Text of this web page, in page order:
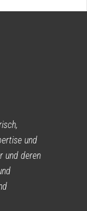
und
und deren